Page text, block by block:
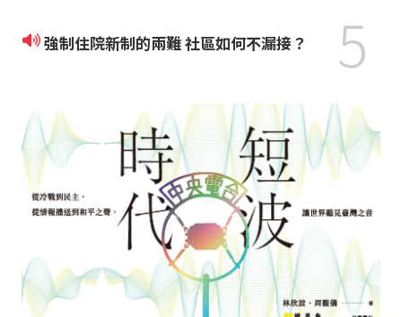
強制住院新制的兩難 社區如何不漏接？ 5